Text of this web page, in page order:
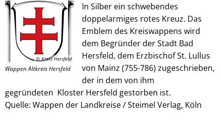
© Kreis Hersfeld
Wappen Altkreis Hersfeld
In Silber ein schwebendes
doppelarmiges rotes Kreuz. Das
Emblem des Kreiswappens wird
dem Begründer der Stadt Bad
Hersfeld, dem Erzbischof St. Lullus
von Mainz (755-786) zugeschrieben,
der in dem von ihm
gegründeten Kloster Hersfeld gestorben ist.
Quelle: Wappen der Landkreise / Steimel Verlag, Köln